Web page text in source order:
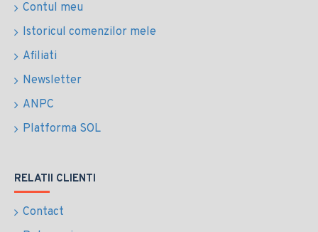
Contul meu
Istoricul comenzilor mele
Afiliati
Newsletter
ANPC
Platforma SOL
RELATII CLIENTI
Contact